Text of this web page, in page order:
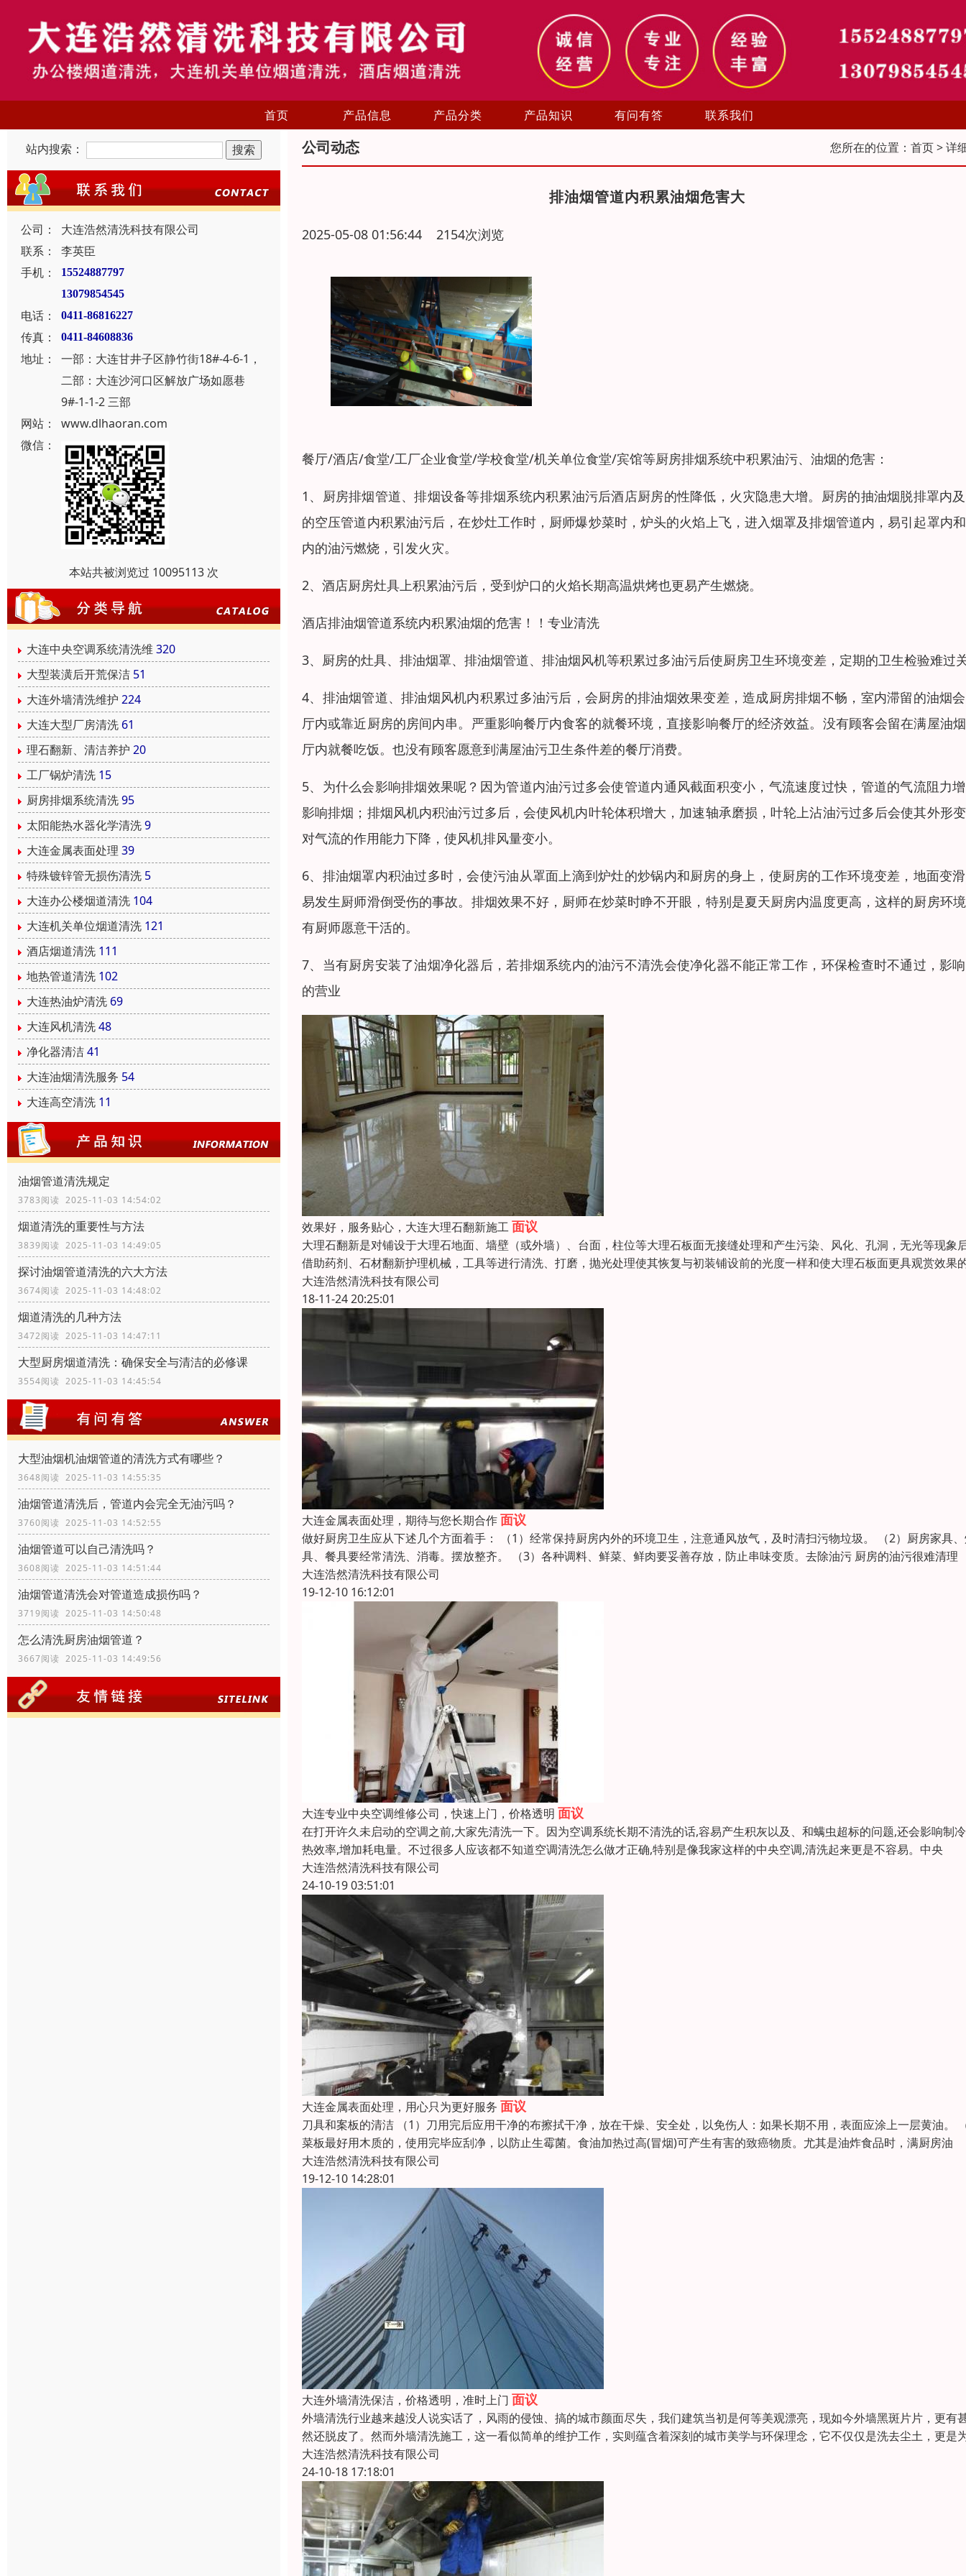
首页 产品信息 产品分类 产品知识 有问有答 联系我们
站内搜索：
公司：
大连浩然清洗科技有限公司
联系：
李英臣
手机：
15524887797
13079854545
电话： 0411-86816227
传真： 0411-84608836
地址：
一部：大连甘井子区静竹街18#-4-6-1，
二部：大连沙河口区解放广场如愿巷
9#-1-1-2 三部
网站：
www.dlhaoran.com
微信：
本站共被浏览过 10095113 次
大连中央空调系统清洗维 320
大型装潢后开荒保洁 51
大连外墙清洗维护 224
大连大型厂房清洗 61
理石翻新、清洁养护 20
工厂锅炉清洗 15
厨房排烟系统清洗95
太阳能热水器化学清洗9
大连金属表面处理 39
特殊镀锌管无损伤清洗 5
大连办公楼烟道清洗 104
大连机关单位烟道清洗 121
酒店烟道清洗 111
地热管道清洗 102
大连热油炉清洗 69
大连风机清洗48
净化器清洁41
大连油烟清洗服务 54
大连高空清洗 11
油烟管道清洗规定
3783阅读 2025-11-03 14:54:02
烟道清洗的重要性与方法
3839阅读 2025-11-03 14:49:05
探讨油烟管道清洗的六大方法
3674阅读 2025-11-03 14:48:02
烟道清洗的几种方法
3472阅读 2025-11-03 14:47:11
大型厨房烟道清洗：确保安全与清洁的必修课
3554阅读 2025-11-03 14:45:54
大型油烟机油烟管道的清洗方式有哪些？
3648阅读 2025-11-03 14:55:35
油烟管道清洗后，管道内会完全无油污吗？
3760阅读 2025-11-03 14:52:55
油烟管道可以自己清洗吗？
3608阅读 2025-11-03 14:51:44
油烟管道清洗会对管道造成损伤吗？
3719阅读 2025-11-03 14:50:48
怎么清洗厨房油烟管道？
3667阅读 2025-11-03 14:49:56
公司动态 您所在的位置： 首页> 详
排油烟管道内积累油烟危害大
2025-05-08 01:56:44 2154次浏览
餐厅/酒店/食堂/工厂企业食堂/学校食堂/机关单位食堂/宾馆等厨房排烟系统中积累油污、油烟的危害：
1、厨房排烟管道、排烟设备等排烟系统内积累油污后酒店厨房的性降低，火灾隐患大增。厨房的抽油烟脱排罩内
的空压管道内积累油污后，在炒灶工作时，厨师爆炒菜时，炉头的火焰上飞，进入烟罩及排烟管道内，易引起罩内
内的油污燃烧，引发火灾。
2、酒店厨房灶具上积累油污后，受到炉口的火焰长期高温烘烤也更易产生燃烧。
酒店排油烟管道系统内积累油烟的危害！！专业清洗
3、厨房的灶具、排油烟罩、排油烟管道、排油烟风机等积累过多油污后使厨房卫生环境变差，定期的卫生检验难过
4、排油烟管道、排油烟风机内积累过多油污后，会厨房的排油烟效果变差，造成厨房排烟不畅，室内滞留的油烟
厅内或靠近厨房的房间内串。严重影响餐厅内食客的就餐环境，直接影响餐厅的经济效益。没有顾客会留在满屋油
厅内就餐吃饭。也没有顾客愿意到满屋油污卫生条件差的餐厅消费。
5、为什么会影响排烟效果呢？因为管道内油污过多会使管道内通风截面积变小，气流速度过快，管道的气流阻力
影响排烟；排烟风机内积油污过多后，会使风机内叶轮体积增大，加速轴承磨损，叶轮上沾油污过多后会使其外形
对气流的作用能力下降，使风机排风量变小。
6、排油烟罩内积油过多时，会使污油从罩面上滴到炉灶的炒锅内和厨房的身上，使厨房的工作环境变差，地面变
易发生厨师滑倒受伤的事故。排烟效果不好，厨师在炒菜时睁不开眼，特别是夏天厨房内温度更高，这样的厨房环
有厨师愿意干活的。
7、当有厨房安装了油烟净化器后，若排烟系统内的油污不清洗会使净化器不能正常工作，环保检查时不通过，影
的营业
效果好，服务贴心，大连大理石翻新施工面议
大理石翻新是对铺设于大理石地面、墙壁（或外墙）、台面，柱位等大理石板面无接缝处理和产生污染、风化、孔洞，无光等现象
借助药剂、石材翻新护理机械，工具等进行清洗、打磨，抛光处理使其恢复与初装铺设前的光度一样和使大理石板面更具观赏效果
大连浩然清洗科技有限公司
18-11-24 20:25:01
大连金属表面处理，期待与您长期合作面议
做好厨房卫生应从下述几个方面着手： （1）经常保持厨房内外的环境卫生，注意通风放气，及时清扫污物垃圾。 （2）厨房家具
具、餐具要经常清洗、消毒。摆放整齐。 （3）各种调料、鲜菜、鲜肉要妥善存放，防止串味变质。去除油污 厨房的油污很难清理
大连浩然清洗科技有限公司
19-12-10 16:12:01
大连专业中央空调维修公司，快速上门，价格透明 面议
在打开许久未启动的空调之前,大家先清洗一下。因为空调系统长期不清洗的话,容易产生积灰以及、和螨虫超标的问题,还会影响制
热效率,增加耗电量。不过很多人应该都不知道空调清洗怎么做才正确,特别是像我家这样的中央空调,清洗起来更是不容易。中央
大连浩然清洗科技有限公司
24-10-19 03:51:01
大连金属表面处理，用心只为更好服务 面议
刀具和案板的清洁 （1）刀用完后应用干净的布擦拭干净，放在干燥、安全处，以免伤人：如果长期不用，表面应涂上一层黄油。
菜板最好用木质的，使用完毕应刮净，以防止生霉菌。食油加热过高(冒烟)可产生有害的致癌物质。尤其是油炸食品时，满厨房油
大连浩然清洗科技有限公司
19-12-10 14:28:01
大连外墙清洗保洁，价格透明，准时上门 面议
外墙清洗行业越来越没人说实话了，风雨的侵蚀、搞的城市颜面尽失，我们建筑当初是何等美观漂亮，现如今外墙黑斑片片，更有
然还脱皮了。然而外墙清洗施工，这一看似简单的维护工作，实则蕴含着深刻的城市美学与环保理念，它不仅仅是洗去尘土，更是
大连浩然清洗科技有限公司
24-10-18 17:18:01